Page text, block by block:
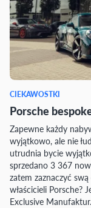
CIEKAWOSTKI
Porsche
Zapewne każdy
wyjątkowo, ale nie
utrudnia bycie
sprzedano 3 367
zatem zaznaczyć
właścicieli Porsche?
Exclusive Manufaktur.